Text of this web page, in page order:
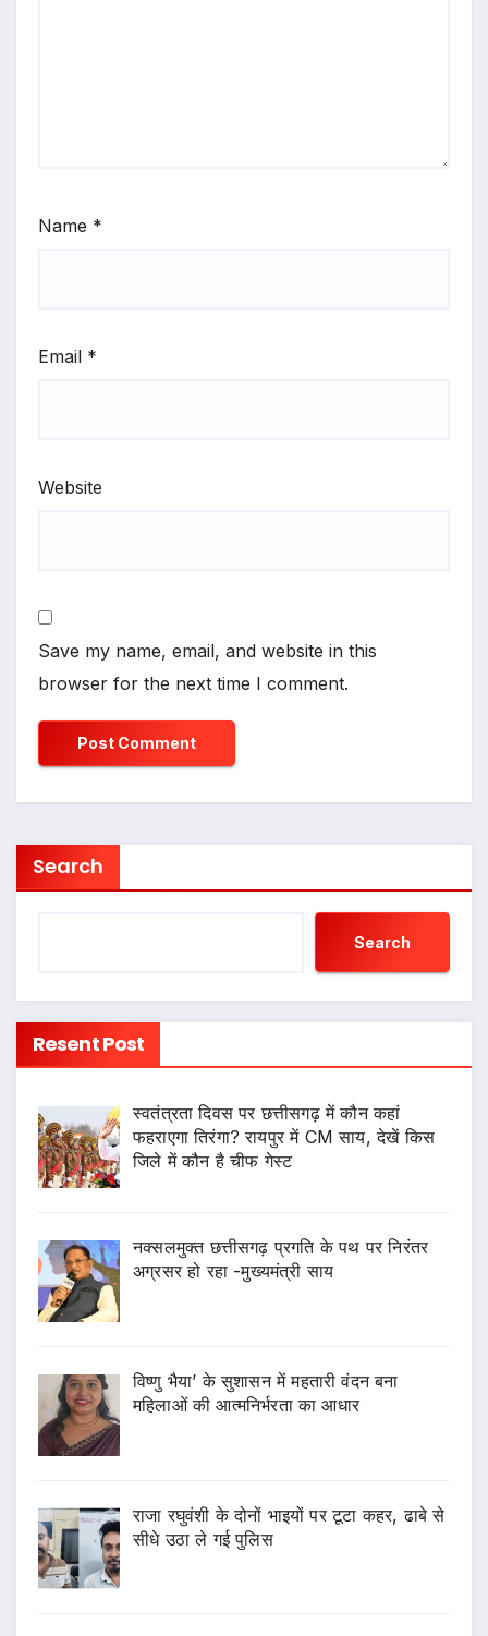
Name *
Email *
Website
Save my name, email, and website in this
browser for the next time I comment.
Search
Search
Resent Post
स्वतंत्रता दिवस पर छत्तीसगढ़ में कौन कहां
फहराएगा तिरंगा? रायपुर में CM साय, देखें किस
जिले में कौन है चीफ गेस्ट
नक्सलमुक्त छत्तीसगढ़ प्रगति के पथ पर निरंतर
अग्रसर हो रहा -मुख्यमंत्री साय
विष्णु भैया’ के सुशासन में महतारी वंदन बना
महिलाओं की आत्मनिर्भरता का आधार
राजा रघुवंशी के दोनों भाइयों पर टूटा कहर, ढाबे से
सीधे उठा ले गई पुलिस